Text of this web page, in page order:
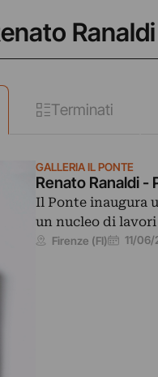
Ranaldi
Terminati
GALLERIA IL PONTE
Renato Ranaldi -
Il Ponte inaugura
un nucleo di
Firenze (FI) 11/06/